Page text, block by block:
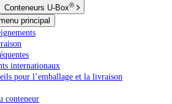
Conteneurs U-Box®
principal
internationaux
pour l’emballage et la livraison
conteneur